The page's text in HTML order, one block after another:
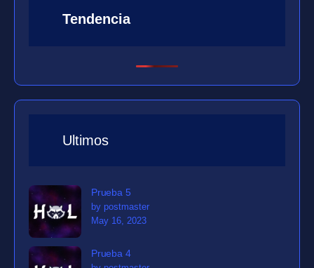
Tendencia
Ultimos
Prueba 5
by postmaster
May 16, 2023
Prueba 4